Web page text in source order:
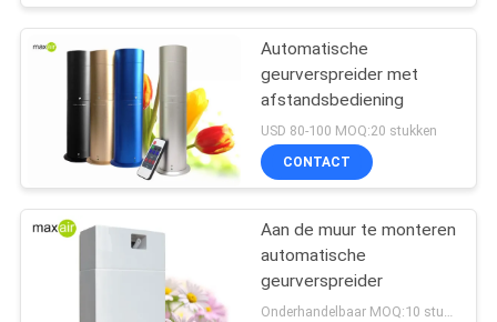
Automatische
geurverspreider met
afstandsbediening
USD 80-100 MOQ:20 stukken
CONTACT
Aan de muur te monteren
automatische
geurverspreider